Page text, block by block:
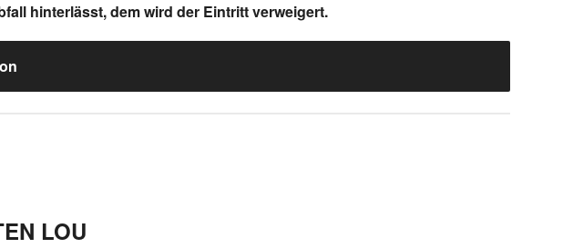
hinterlässt, dem wird der Eintritt verweigert.
LOU